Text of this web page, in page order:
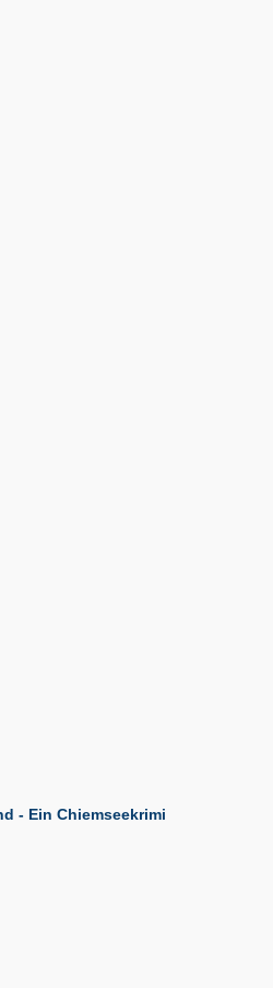
- Ein Chiemseekrimi